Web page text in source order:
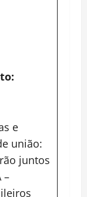
e
união:
juntos
–